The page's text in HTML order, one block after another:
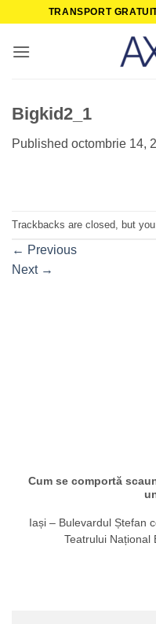
content
TRANSPORT
Bigkid2_1
Published octombrie 14,
Trackbacks are closed, but
← Previous
Next →
Cum se comportă
Iași – Bulevardul Ștefan
Teatrului Național